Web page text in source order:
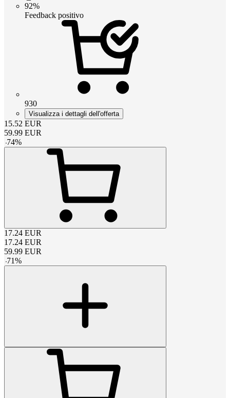
92%
Feedback positivo
930
Visualizza i dettagli dell'offerta
15.52 EUR
59.99 EUR
-74%
17.24 EUR
17.24 EUR
59.99 EUR
-71%